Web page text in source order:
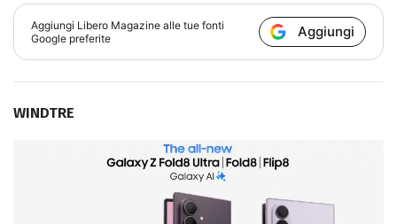
Aggiungi Libero Magazine alle tue fonti
Google preferite
Aggiungi
WINDTRE